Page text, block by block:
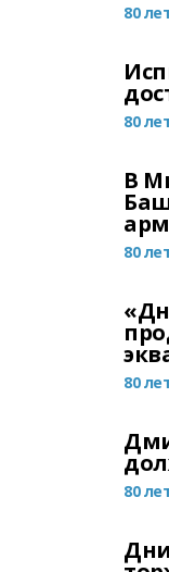
80
80
В
80
80
80